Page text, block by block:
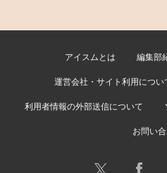
アイスムとは 編集部
運営会社・サイト利用につい
利用者情報の外部送信について
お問い